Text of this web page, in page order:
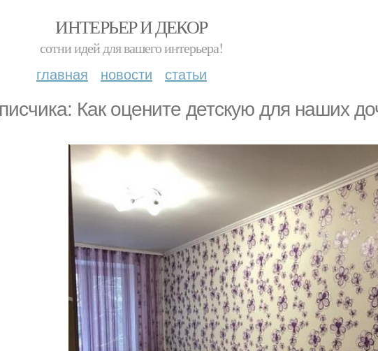
ИНТЕРЬЕР И ДЕКОР
сотни идей для вашего интерьера!
главная новости статьи
Как оцените детскую для наших